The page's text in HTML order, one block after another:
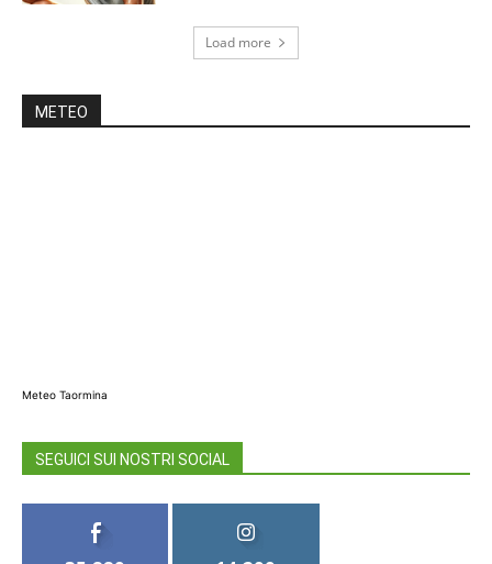
Load more
METEO
Meteo Taormina
SEGUICI SUI NOSTRI SOCIAL